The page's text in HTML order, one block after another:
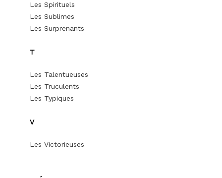
Les Spirituels
Les Sublimes
Les Surprenants
T
Les Talentueuses
Les Truculents
Les Typiques
V
Les Victorieuses